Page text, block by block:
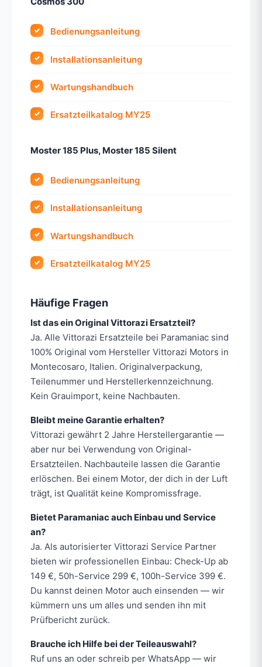
Bedienungsanleitung
Installationsanleitung
Wartungshandbuch
Ersatzteilkatalog MY25
Moster 185 Plus, Moster 185 Silent
Bedienungsanleitung
Installationsanleitung
Wartungshandbuch
Ersatzteilkatalog MY25
Häufige Fragen
Ist das ein Original Vittorazi Ersatzteil?
Ja. Alle Vittorazi Ersatzteile bei Paramaniac sind
100% Original vom Hersteller Vittorazi Motors in
Montecosaro, Italien. Originalverpackung,
Teilenummer und Herstellerkennzeichnung.
Kein Grauimport, keine Nachbauten.
Bleibt meine Garantie erhalten?
Vittorazi gewährt 2 Jahre Herstellergarantie —
aber nur bei Verwendung von Original-
Ersatzteilen. Nachbauteile lassen die Garantie
erlöschen. Bei einem Motor, der dich in der Luft
trägt, ist Qualität keine Kompromissfrage.
Bietet Paramaniac auch Einbau und Service
an?
Ja. Als autorisierter Vittorazi Service Partner
bieten wir professionellen Einbau: Check-Up ab
149 €, 50h-Service 299 €, 100h-Service 399 €.
Du kannst deinen Motor auch einsenden — wir
kümmern uns um alles und senden ihn mit
Prüfbericht zurück.
Brauche ich Hilfe bei der Teileauswahl?
Ruf uns an oder schreib per WhatsApp — wir